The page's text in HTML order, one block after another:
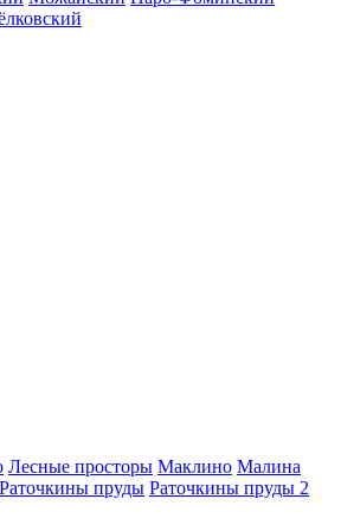
Лесные просторы Маклино Малина
Раточкины пруды Раточкины пруды 2